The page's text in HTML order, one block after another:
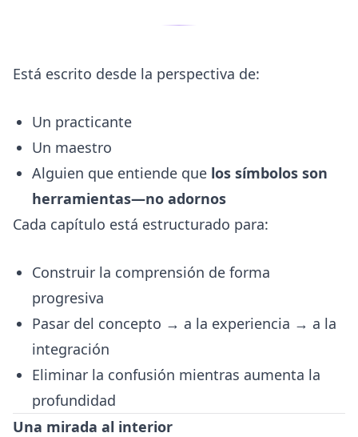
Está escrito desde la perspectiva de:
Un practicante
Un maestro
Alguien que entiende que los símbolos son
herramientas—no adornos
Cada capítulo está estructurado para:
Construir la comprensión de forma
progresiva
Pasar del concepto → a la experiencia → a la
integración
Eliminar la confusión mientras aumenta la
profundidad
Una mirada al interior